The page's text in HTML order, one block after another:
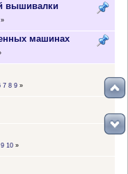
вышивалки
машинах
7 8 9»
9 10»